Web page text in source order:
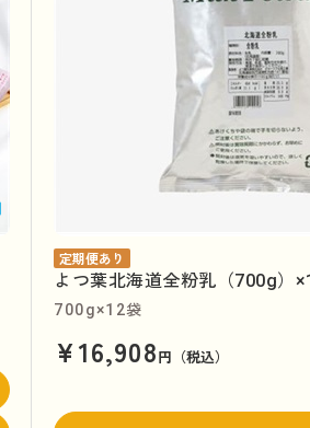
定期便あり
よつ葉北海道全粉乳（700g）
700g×12袋
¥16,908円（税込）